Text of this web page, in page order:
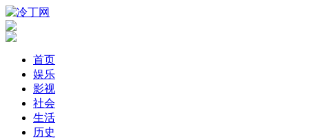
首页
娱乐
影视
社会
生活
历史